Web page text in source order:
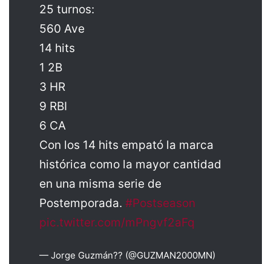
25 turnos:
560 Ave
14 hits
1 2B
3 HR
9 RBI
6 CA
Con los 14 hits empató la marca
histórica como la mayor cantidad
en una misma serie de
Postemporada. #Postseason
pic.twitter.com/mPngvf2aFq
— Jorge Guzmán?? (@GUZMAN2000MN)